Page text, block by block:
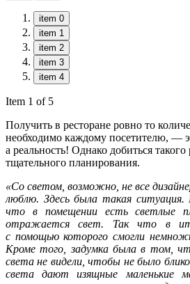
item 0
item 1
item 2
item 3
item 4
Item 1 of 5
Получить в ресторане ровно то
необходимо каждому посетителю, —
а реальность! Однако добиться такого
тщательного планирования.
«Со светом, возможно, не все
люблю. Здесь была такая ситуация.
что в помещении есть светлые
отражается свет. Так что в
с помощью которого смогли
Кроме того, задумка была в том,
света не видели, чтобы не было
света дают изящные маленькие